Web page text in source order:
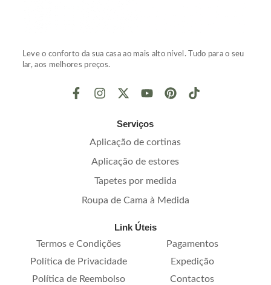
Leve o conforto da sua casa ao mais alto nível. Tudo para o seu
lar, aos melhores preços.
Serviços
Aplicação de cortinas
Aplicação de estores
Tapetes por medida
Roupa de Cama à Medida
Link Úteis
Termos e Condições
Pagamentos
Política de Privacidade
Expedição
Política de Reembolso
Contactos